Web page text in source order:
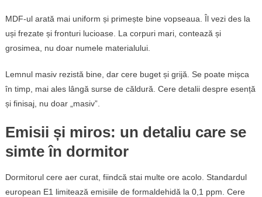
MDF-ul arată mai uniform și primește bine vopseaua. Îl vezi des la
uși frezate și fronturi lucioase. La corpuri mari, contează și
grosimea, nu doar numele materialului.
Lemnul masiv rezistă bine, dar cere buget și grijă. Se poate mișca
în timp, mai ales lângă surse de căldură. Cere detalii despre esență
și finisaj, nu doar „masiv”.
Emisii și miros: un detaliu care se
simte în dormitor
Dormitorul cere aer curat, fiindcă stai multe ore acolo. Standardul
european E1 limitează emisiile de formaldehidă la 0,1 ppm. Cere